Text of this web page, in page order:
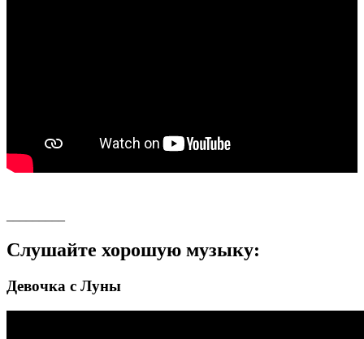
Слушайте хорошую музыку:
Девочка с Луны